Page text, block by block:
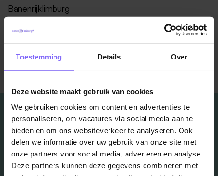
Toestemming Details Over
Deze website maakt gebruik van cookies
We gebruiken cookies om content en advertenties te
personaliseren, om vacatures via social media aan te
bieden en om ons websiteverkeer te analyseren. Ook
delen we informatie over uw gebruik van onze site met
onze partners voor social media, adverteren en analyse.
Deze partners kunnen deze gegevens combineren met
Banenrijklimburg
Vacatures